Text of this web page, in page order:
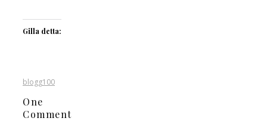
Gilla detta:
blogg100
One
Comment